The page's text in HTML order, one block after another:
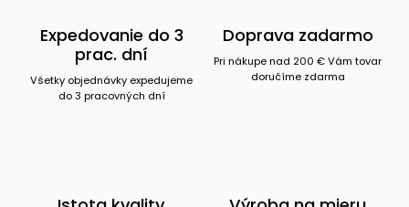
Expedovanie do 3
prac. dní
Všetky objednávky expedujeme
do 3 pracovných dní
Doprava zadarmo
Pri nákupe nad 200 € Vám tovar
doručíme zdarma